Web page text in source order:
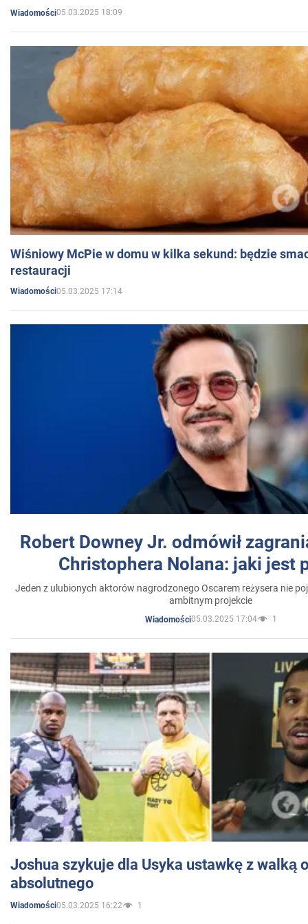
Wiadomości05.03.2025 18:09
Wiśniowy McPie w domu w kilka sekund: będzie
restauracji
Wiadomości05.03.2025 17:14
Robert Downey Jr. odmówił
Christophera Nolana: jaki jest
Jeden z ulubionych aktorów nagrodzonego Oscarem reżysera nie
ambitnym projekcie
Wiadomości05.03.2025 17:04 1
Joshua szykuje dla Usyka ustawkę z walką
absolutnego
Wiadomości05.03.2025 16:22 1